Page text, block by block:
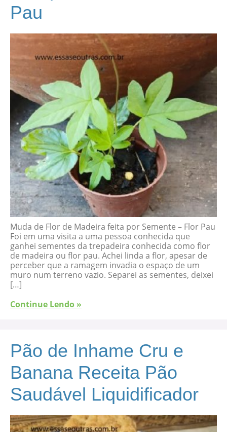
Pau
Muda de Flor de Madeira feita por Semente – Flor Pau
Foi em uma visita a uma pessoa conhecida que
ganhei sementes da trepadeira conhecida como flor
de madeira ou flor pau. Achei linda a flor, apesar de
perceber que a ramagem invadia o espaço de um
muro num terreno vazio. Separei as sementes, deixei
[…]
Continue Lendo »
Pão de Inhame Cru e
Banana Receita Pão
Saudável Liquidificador